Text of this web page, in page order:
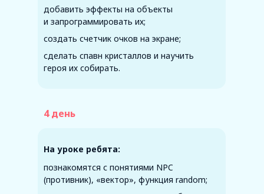
На уроке ребята:
4 день
познакомятся с понятиями NPC
(противник), «вектор», функция random;
добавить эффекты на объекты
и запрограммировать их;
создать счетчик очков на экране;
сделать спавн кристаллов и научить
героя их собирать.